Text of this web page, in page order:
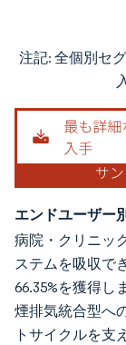
画像 © Mordor
注記: 全個別セ
エンドユーザー
病院・クリニッ
ステムを吸収で
66.35%を獲得し
煙排気統合型へ
トサイクルを支